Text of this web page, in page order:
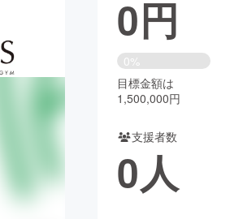
・ガジェット ゲーム・サ
書籍・雑誌
チャレンジ
Good
CAMPFIRE Creation
0円
0%
目標金額は
1,500,000円
支援者数
0人